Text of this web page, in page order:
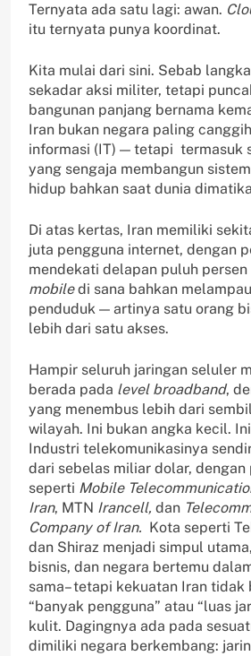
Ternyata ada satu lagi: awan.
itu ternyata punya koordinat.
Kita mulai dari sini. Sebab
sekadar aksi militer, tetapi
bangunan panjang bernama
Iran bukan negara paling
informasi (IT) — tetapi termasuk
yang sengaja membangun
hidup bahkan saat dunia
Di atas kertas, Iran memiliki
juta pengguna internet, dengan
mendekati delapan puluh
mobiledi sana bahkan
penduduk — artinya satu orang
lebih dari satu akses.
Hampir seluruh jaringan seluler
berada pada level broadband,
yang menembus lebih dari
wilayah. Ini bukan angka kecil.
Industri telekomunikasinya
dari sebelas miliar dolar, dengan
seperti Mobile
Iran, MTN Irancell, dan
Company of Iran. Kota seperti
dan Shiraz menjadi simpul
bisnis, dan negara bertemu
sama– tetapi kekuatan Iran tidak
“banyak pengguna” atau “luas
kulit. Dagingnya ada pada
dimiliki negara berkembang: